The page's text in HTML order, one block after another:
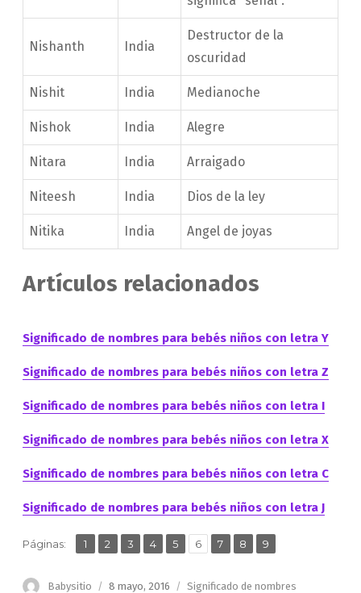
Nishanth India
Destructor de la
oscuridad
Nishit India Medianoche
Nishok India Alegre
Nitara India Arraigado
Niteesh India Dios de la ley
Nitika India Angel de joyas
Artículos relacionados
Significado de nombres para bebés niños con letra Y
Significado de nombres para bebés niños con letra Z
Significado de nombres para bebés niños con letra I
Significado de nombres para bebés niños con letra X
Significado de nombres para bebés niños con letra C
Significado de nombres para bebés niños con letra J
Páginas: Página
1 ,
Página
2 ,Página
3 ,
Página
4 ,Página
5 ,Página
6 ,
Página
7 ,
Página
8 ,
Página
9
Autor
Babysitio
Publicado
8 mayo, 2016 Categorías
Significado de nombres